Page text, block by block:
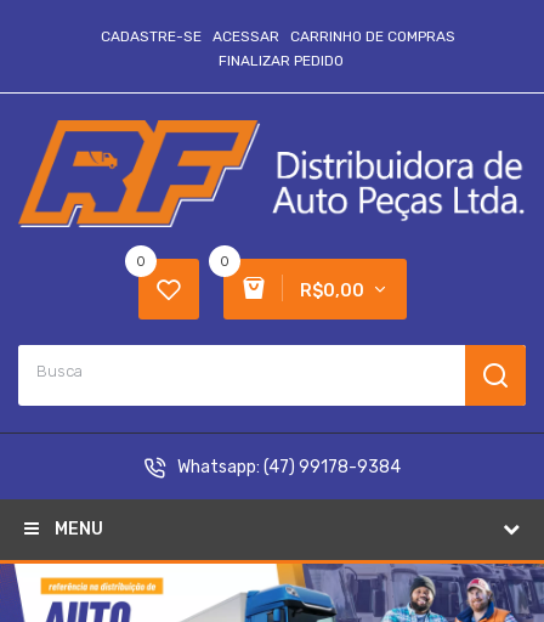
CADASTRE-SE ACESSAR
CARRINHO DE COMPRAS
FINALIZAR PEDIDO
0
R$0,00
0
Whatsapp: (47) 99178-9384
MENU